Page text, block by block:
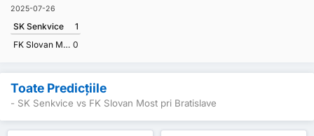
2025-07-26
SK Senkvice
1
FK Slovan Most pri Bratislave 0
Toate Predicțiile
- SK Senkvice vs FK Slovan Most pri Bratislave